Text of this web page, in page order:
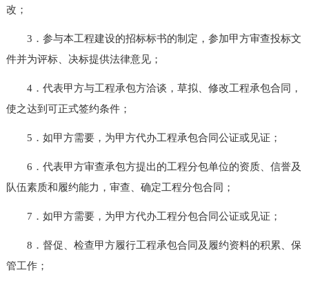
改；
3．参与本工程建设的招标标书的制定，参加甲方审查投标文
件并为评标、决标提供法律意见；
4．代表甲方与工程承包方洽谈，草拟、修改工程承包合同，
使之达到可正式签约条件；
5．如甲方需要，为甲方代办工程承包合同公证或见证；
6．代表甲方审查承包方提出的工程分包单位的资质、信誉及
队伍素质和履约能力，审查、确定工程分包合同；
7．如甲方需要，为甲方代办工程分包合同公证或见证；
8．督促、检查甲方履行工程承包合同及履约资料的积累、保
管工作；